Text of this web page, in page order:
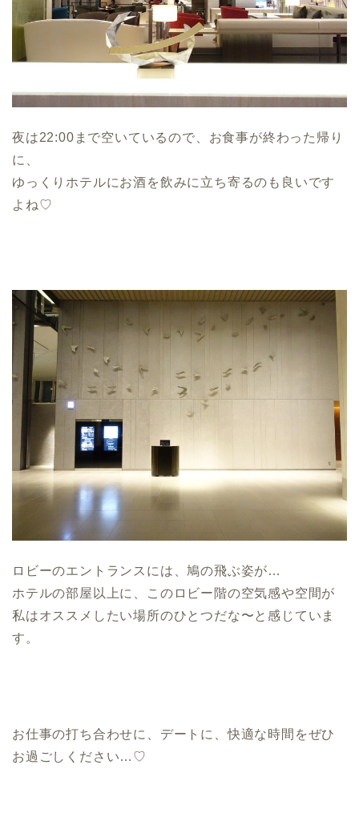
夜は22:00まで空いているので、お食事が終わった帰り
に、
ゆっくりホテルにお酒を飲みに立ち寄るのも良いです
よね♡
ロビーのエントランスには、鳩の飛ぶ姿が…
ホテルの部屋以上に、このロビー階の空気感や空間が
私はオススメしたい場所のひとつだな〜と感じていま
す。
お仕事の打ち合わせに、デートに、快適な時間をぜひ
お過ごしください…♡